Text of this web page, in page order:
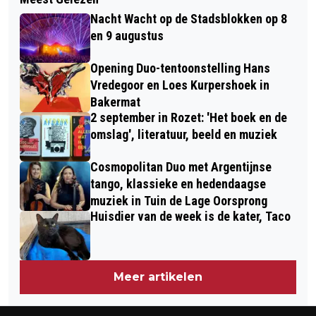
MET SLIMME WEEGSCHAAL TEGEN
VOEDSELVERSPILLING
VOLG EEN LEUKE CURSUS BIJ IVN
NATUUREDUCATIE ARNHEM
Nacht Wacht op de Stadsblokken op 8
en 9 augustus
Opening Duo-tentoonstelling Hans
Vredegoor en Loes Kurpershoek in
Bakermat
2 september in Rozet: 'Het boek en de
omslag', literatuur, beeld en muziek
Cosmopolitan Duo met Argentijnse
tango, klassieke en hedendaagse
muziek in Tuin de Lage Oorsprong
Huisdier van de week is de kater, Taco
Meer artikelen